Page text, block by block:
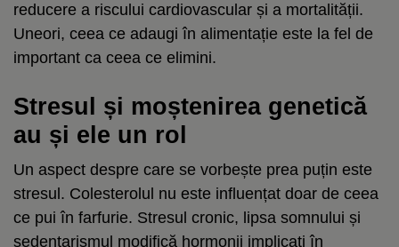
reducere a riscului cardiovascular și a mortalității.
Uneori, ceea ce adaugi în alimentație este la fel de
important ca ceea ce elimini.
Stresul și moștenirea genetică
au și ele un rol
Un aspect despre care se vorbește prea puțin este
stresul. Colesterolul nu este influențat doar de ceea
ce pui în farfurie. Stresul cronic, lipsa somnului și
sedentarismul modifică hormonii implicați în